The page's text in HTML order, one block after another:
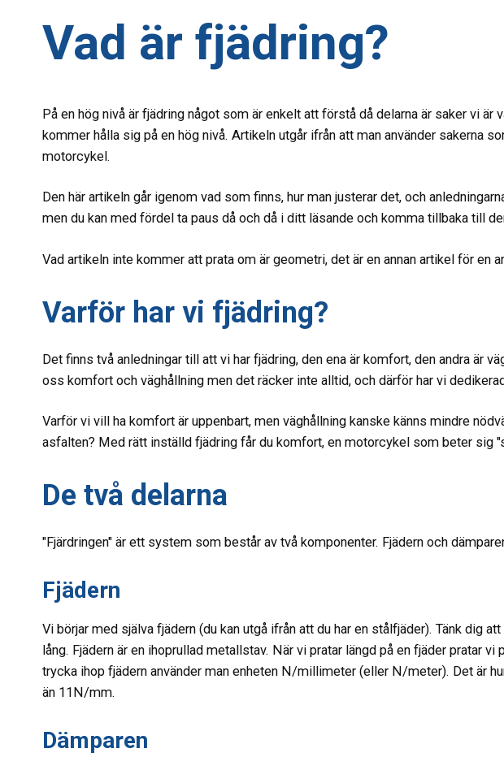
Vad är fjädring?
På en hög nivå är fjädring något som är enkelt att förstå då delarna är saker vi
kommer hålla sig på en hög nivå. Artikeln utgår ifrån att man använder sakerna
motorcykel.
Den här artikeln går igenom vad som finns, hur man justerar det, och
men du kan med fördel ta paus då och då i ditt läsande och komma tillbaka till
Vad artikeln inte kommer att prata om är geometri, det är en annan artikel för en
Varför har vi fjädring?
Det finns två anledningar till att vi har fjädring, den ena är komfort, den andra är
oss komfort och väghållning men det räcker inte alltid, och därför har vi
Varför vi vill ha komfort är uppenbart, men väghållning kanske känns mindre
asfalten? Med rätt inställd fjädring får du komfort, en motorcykel som beter sig
De två delarna
"Fjärdringen" är ett system som består av två komponenter. Fjädern och
Fjädern
Vi börjar med själva fjädern (du kan utgå ifrån att du har en stålfjäder). Tänk dig
lång. Fjädern är en ihoprullad metallstav. När vi pratar längd på en fjäder pratar
trycka ihop fjädern använder man enheten N/millimeter (eller N/meter). Det är
än 11N/mm.
Dämparen